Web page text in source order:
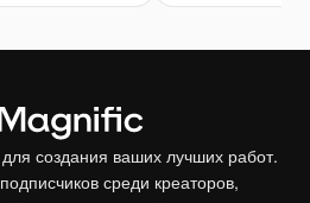
создания ваших лучших работ.
среди креаторов,